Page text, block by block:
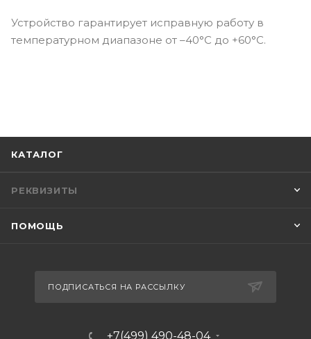
Устройство гарантирует исправную работу в
температурном диапазоне от –40°C до +60°C.
КАТАЛОГ
РЕКВИЗИТЫ
ПОМОЩЬ
ПОДПИСАТЬСЯ НА РАССЫЛКУ
+7(499) 490-48-04